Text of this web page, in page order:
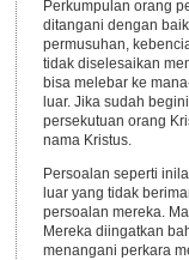
Perkumpulan orang
ditangani dengan
permusuhan,
tidak diselesaikan
bisa melebar ke
luar. Jika sudah
persekutuan orang
nama Kristus.
Persoalan seperti
luar yang tidak
persoalan mereka.
Mereka diingatkan
menangani perkara